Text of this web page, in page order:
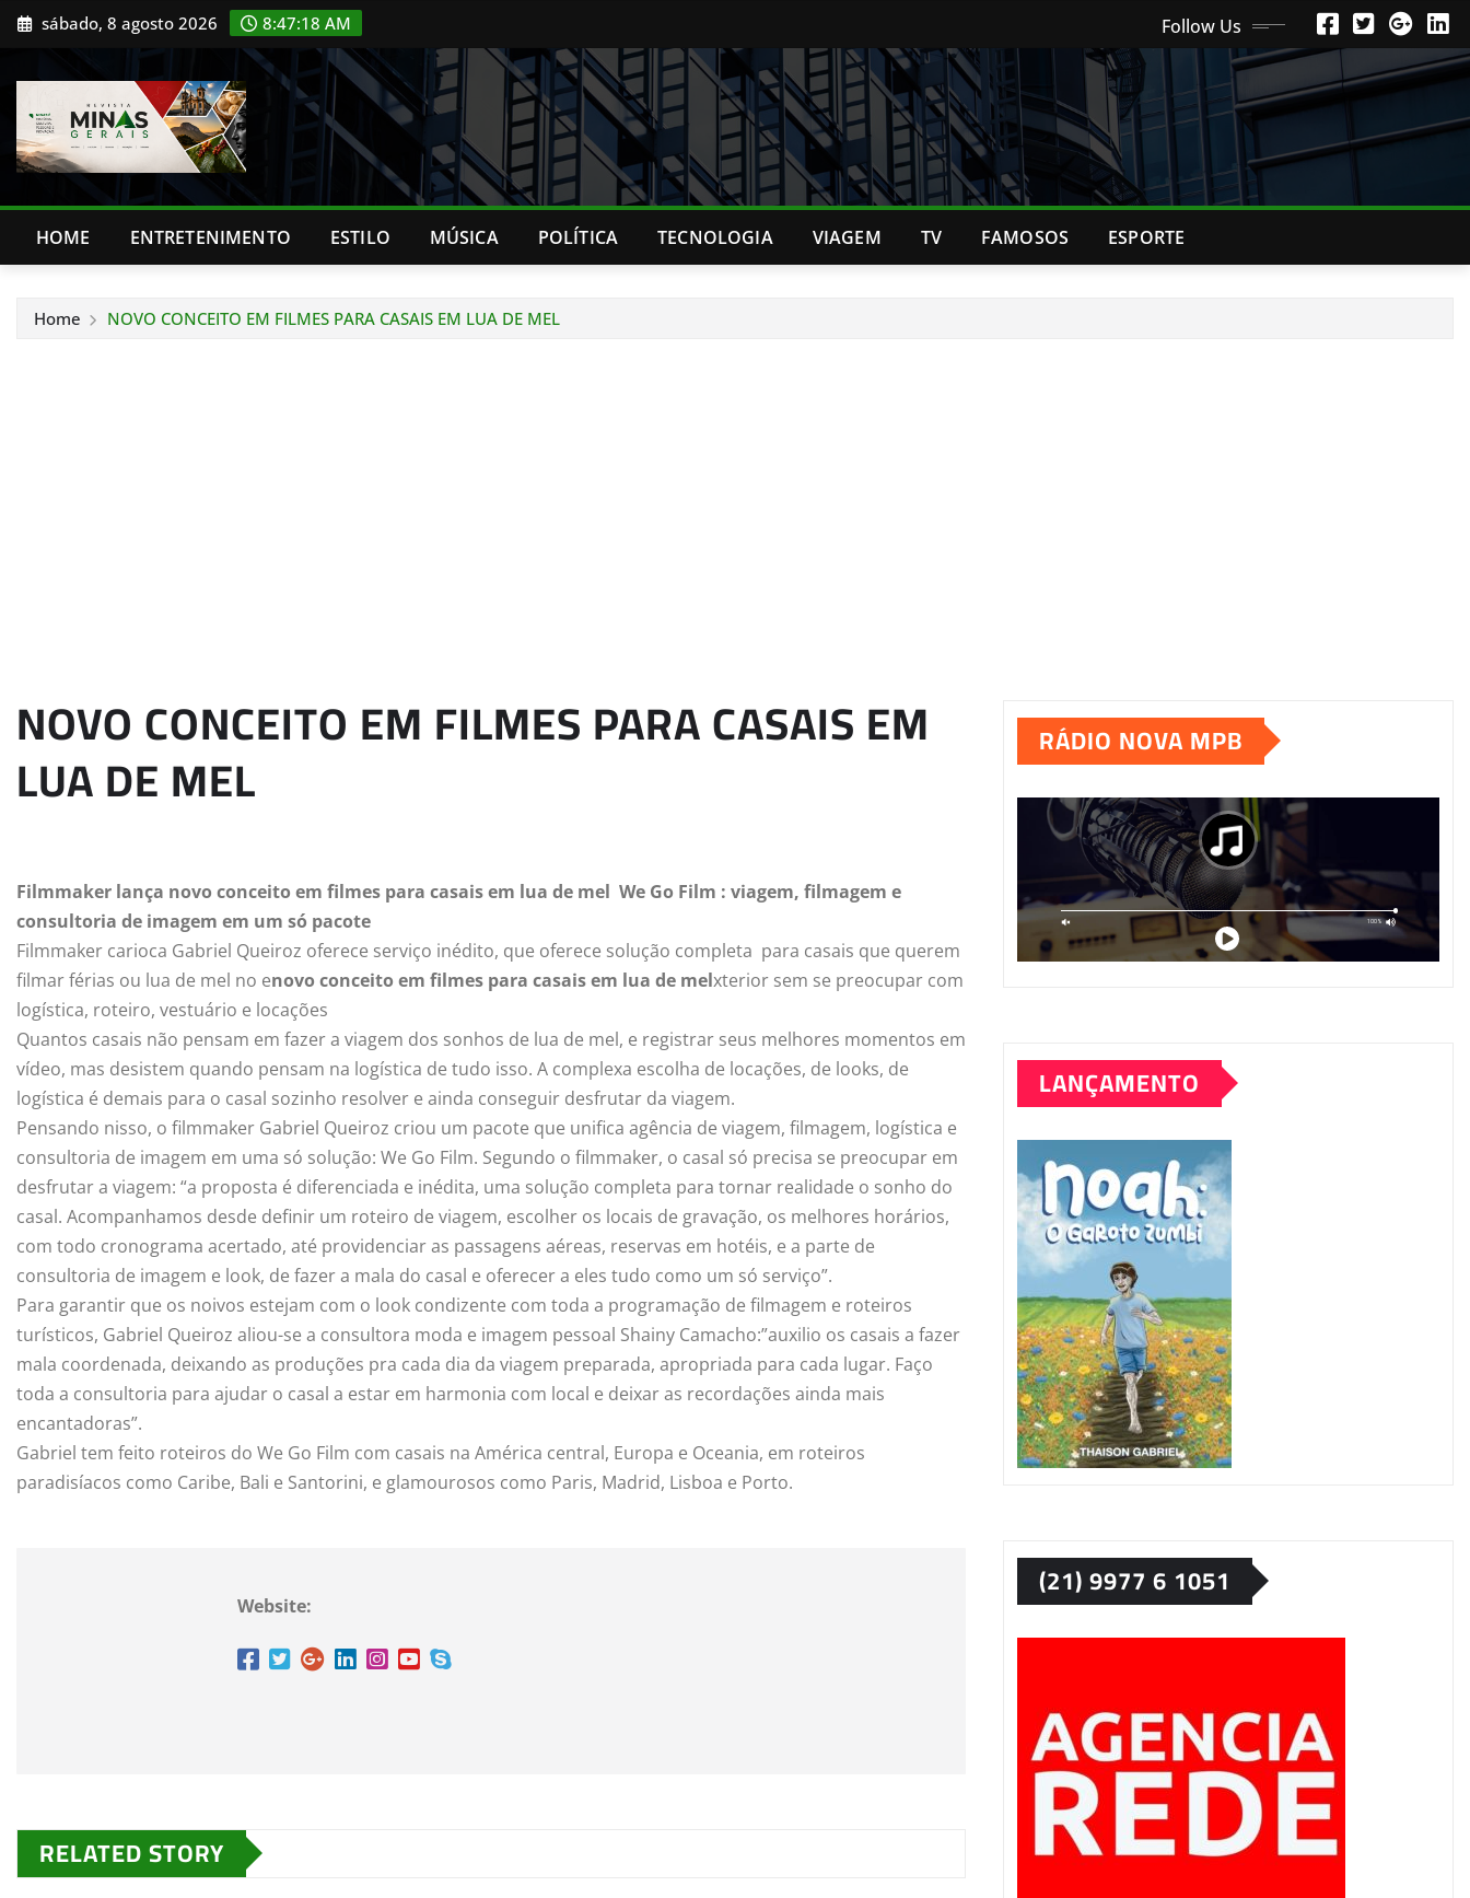
Skip sábado, 8 agosto 2026 8:47:19 AM Follow Us
HOME ENTRETENIMENTO ESTILO MÚSICA POLÍTICA TECNOLOGIA VIAGEM TV FAMOSOS ESPORTE
Home NOVO CONCEITO EM FILMES PARA CASAIS EM LUA DE MEL
NOVO CONCEITO EM FILMES PARA CASAIS EM
LUA DE MEL
Filmmaker lança novo conceito em filmes para casais em lua de mel We Go Film : viagem, filmagem e
consultoria de imagem em um só pacote
Filmmaker carioca Gabriel Queiroz oferece serviço inédito, que oferece solução completa para casais que querem
filmar férias ou lua de mel no enovo conceito em filmes para casais em lua de melxterior sem se preocupar com
logística, roteiro, vestuário e locações
Quantos casais não pensam em fazer a viagem dos sonhos de lua de mel, e registrar seus melhores momentos em
vídeo, mas desistem quando pensam na logística de tudo isso. A complexa escolha de locações, de looks, de
logística é demais para o casal sozinho resolver e ainda conseguir desfrutar da viagem.
Pensando nisso, o filmmaker Gabriel Queiroz criou um pacote que unifica agência de viagem, filmagem, logística e
consultoria de imagem em uma só solução: We Go Film. Segundo o filmmaker, o casal só precisa se preocupar em
desfrutar a viagem: “a proposta é diferenciada e inédita, uma solução completa para tornar realidade o sonho do
casal. Acompanhamos desde definir um roteiro de viagem, escolher os locais de gravação, os melhores horários,
com todo cronograma acertado, até providenciar as passagens aéreas, reservas em hotéis, e a parte de
consultoria de imagem e look, de fazer a mala do casal e oferecer a eles tudo como um só serviço”.
Para garantir que os noivos estejam com o look condizente com toda a programação de filmagem e roteiros
turísticos, Gabriel Queiroz aliou-se a consultora moda e imagem pessoal Shainy Camacho:”auxilio os casais a fazer
mala coordenada, deixando as produções pra cada dia da viagem preparada, apropriada para cada lugar. Faço
toda a consultoria para ajudar o casal a estar em harmonia com local e deixar as recordações ainda mais
encantadoras”.
Gabriel tem feito roteiros do We Go Film com casais na América central, Europa e Oceania, em roteiros
paradisíacos como Caribe, Bali e Santorini, e glamourosos como Paris, Madrid, Lisboa e Porto.
Website:
RELATED STORY
RÁDIO NOVA MPB
LANÇAMENTO
(21) 9977 6 1051